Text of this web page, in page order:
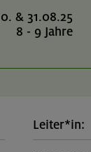
& 31.08.25
8 - 9 Jahre
Leiter*in: